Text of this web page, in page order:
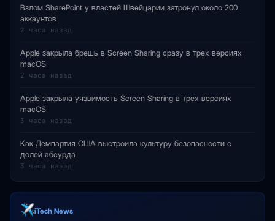
Взлом SharePoint у властей Швейцарии затронул около 200
аккаунтов
2 часа назад
Apple закрыла брешь в Screen Sharing сразу в трех версиях
macOS
2 часа назад
Apple закрыла уязвимость Screen Sharing в трёх версиях
macOS
3 часа назад
Как Демпартия США выстроила культуру безопасности с
долей абсурда
3 часа назад
iTech News